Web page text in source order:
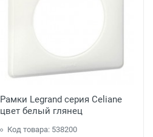
Рамки Legrand серия Celiane
цвет белый глянец
Код товара: 538200